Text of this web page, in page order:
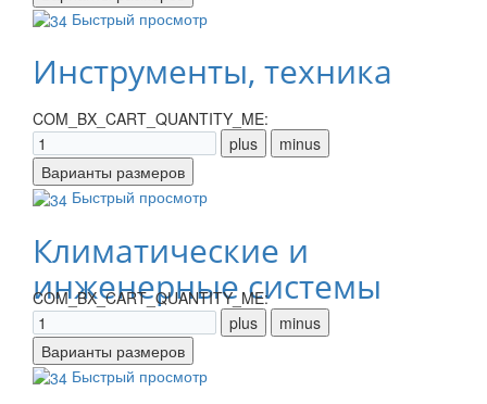
Быстрый просмотр
Инструменты, техника
COM_BX_CART_QUANTITY_ME:
Быстрый просмотр
Климатические и
инженерные системы
COM_BX_CART_QUANTITY_ME:
Быстрый просмотр